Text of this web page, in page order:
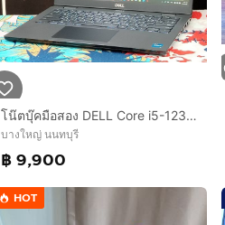
โน๊ตบุ๊คมือสอง DELL Core i5-1235U จอ14”FHD แรม8+NVMe512+การ์ดจอ Iris+วินโดว์แท้
บางใหญ่ นนทบุรี
฿ 9,900
HOT